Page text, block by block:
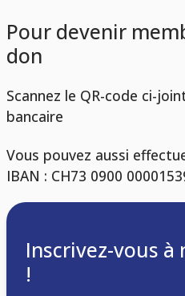
Pour devenir
don
Scannez le QR-code ci-
bancaire
Vous pouvez aussi
IBAN : CH73 0900
Inscrivez-vous
!